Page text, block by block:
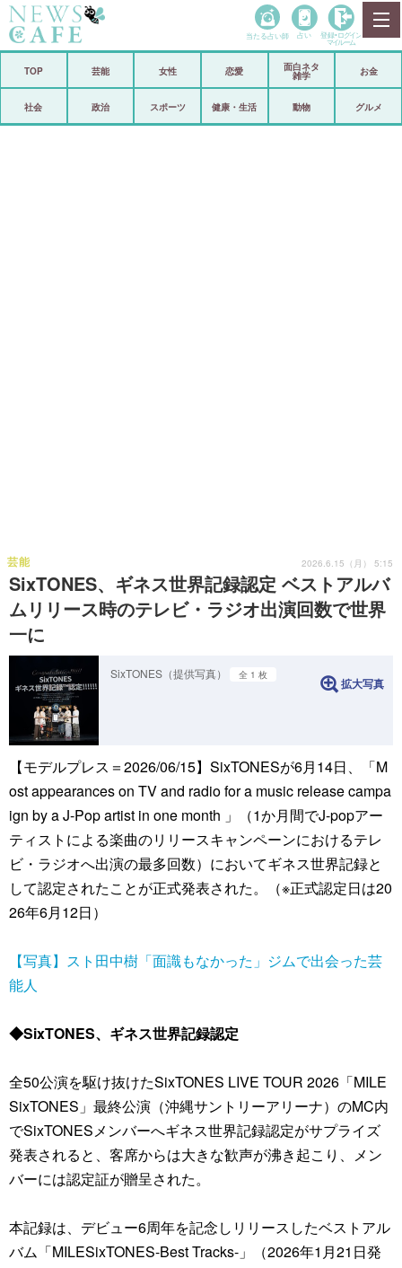
政治
当たる占い師 占い 登録• ログイン
マイルーム
TOP 芸能 女性 恋愛
面白ネタ
雑学
お金
社会 政治 スポーツ 健康・生活 動物 グルメ
SixTONES、ギネス世界記録認定 ベストアルバ
ムリリース時のテレビ・ラジオ出演回数で世界
一に
芸能 2026.6.15（月） 5:15
SixTONES（提供写真） 全 1 枚
拡大写真
【モデルプレス＝2026/06/15】SixTONESが6月14日、「M
ost appearances on TV and radio for a music release campa
ign by a J-Pop artist in one month 」（1か月間でJ-popアー
ティストによる楽曲のリリースキャンペーンにおけるテレ
ビ・ラジオへ出演の最多回数）においてギネス世界記録と
して認定されたことが正式発表された。（※正式認定日は20
26年6月12日）
【写真】スト田中樹「面識もなかった」ジムで出会った芸
能人
◆SixTONES、ギネス世界記録認定
全50公演を駆け抜けたSixTONES LIVE TOUR 2026「MILE
SixTONES」最終公演（沖縄サントリーアリーナ）のMC内
でSixTONESメンバーへギネス世界記録認定がサプライズ
発表されると、客席からは大きな歓声が沸き起こり、メン
バーには認定証が贈呈された。
本記録は、デビュー6周年を記念しリリースしたベストアル
バム「MILESixTONES-Best Tracks-」（2026年1月21日発